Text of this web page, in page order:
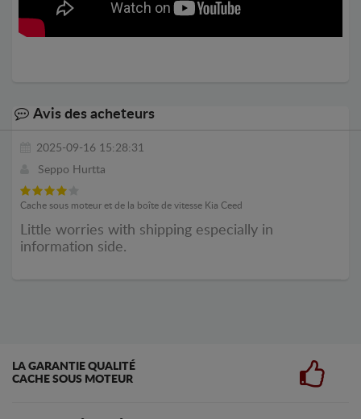
Avis des acheteurs
2025-09-16 15:28:31
Seppo Hurtta
Cache sous moteur et de la boîte de vitesse Kia Ceed
Little worries with shipping especially in
information side.
LA GARANTIE QUALITÉ
CACHE SOUS MOTEUR